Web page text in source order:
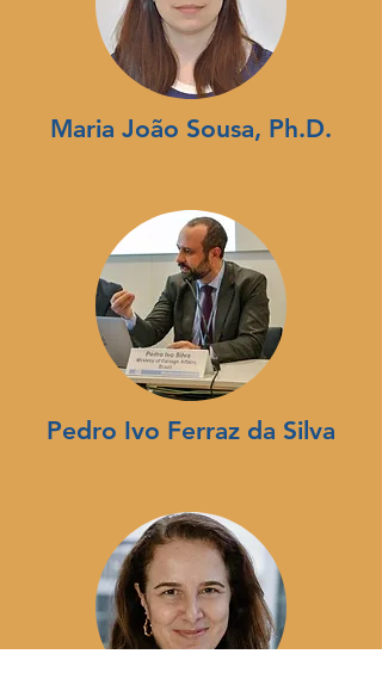
Maria João Sousa, Ph.D.
Pedro Ivo Ferraz da Silva